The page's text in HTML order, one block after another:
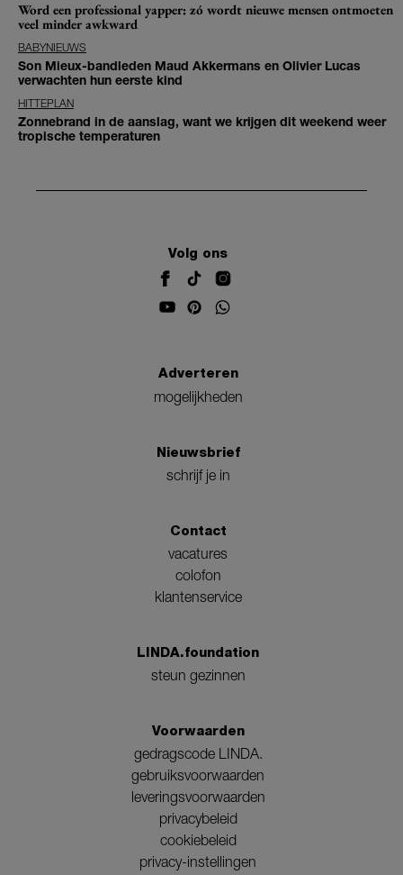
Word een professional yapper: zó wordt nieuwe mensen ontmoeten
veel minder awkward
BABYNIEUWS
Son Mieux-bandleden Maud Akkermans en Olivier Lucas
verwachten hun eerste kind
HITTEPLAN
Zonnebrand in de aanslag, want we krijgen dit weekend weer
tropische temperaturen
Volg ons
Adverteren
mogelijkheden
Nieuwsbrief
schrijf je in
Contact
vacatures
colofon
klantenservice
LINDA.foundation
steun gezinnen
Voorwaarden
gedragscode LINDA.
gebruiksvoorwaarden
leveringsvoorwaarden
privacybeleid
cookiebeleid
privacy-instellingen